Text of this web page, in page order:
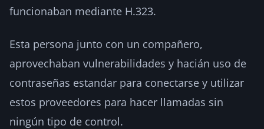
funcionaban mediante H.323.
Esta persona junto con un compañero,
aprovechaban vulnerabilidades y hacián uso de
contraseñas estandar para conectarse y utilizar
estos proveedores para hacer llamadas sin
ningún tipo de control.